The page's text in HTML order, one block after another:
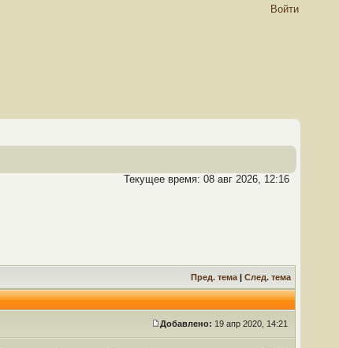
Войти
Текущее время: 08 авг 2026, 12:16
Пред. тема | След. тема
Добавлено: 19 апр 2020, 14:21